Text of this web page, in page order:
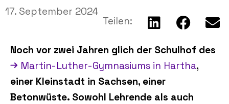
17. September 2024
Teilen:
Noch vor zwei Jahren glich der Schulhof des
Martin-Luther-Gymnasiums in Hartha,
einer Kleinstadt in Sachsen, einer
Betonwüste. Sowohl Lehrende als auch